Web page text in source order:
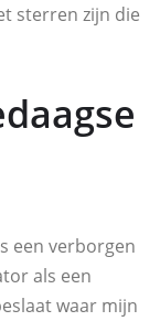
sterren zijn die
een verborgen
als een
waar mijn